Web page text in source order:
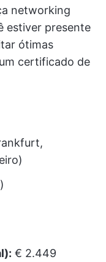
networking
estiver presente
ótimas
certificado de
€ 2.449